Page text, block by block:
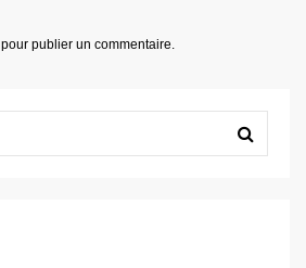
pour publier un commentaire.